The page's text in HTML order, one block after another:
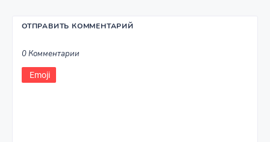
ОТПРАВИТЬ КОММЕНТАРИЙ
0 Комментарии
Emoji